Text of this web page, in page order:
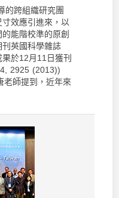
的跨組織研究團
效應引進來，以
能階校準的原創
英國科學雜誌
果於12月11日獲刊
2925 (2013))
師提到，近年來